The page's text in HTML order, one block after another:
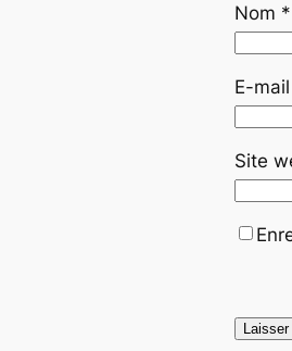
Nom *
E-mail
Site